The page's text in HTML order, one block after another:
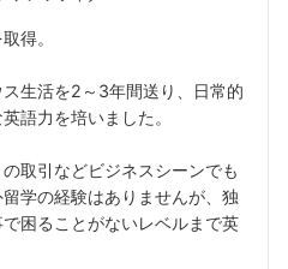
得。
生活を2～3年間送り、日常的
語力を培いました。
取引などビジネスシーンでも
学の経験はありませんが、独
困ることがないレベルまで英